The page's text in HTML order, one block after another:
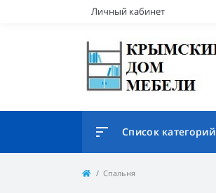
Личный кабинет
Список категорий
Спальня